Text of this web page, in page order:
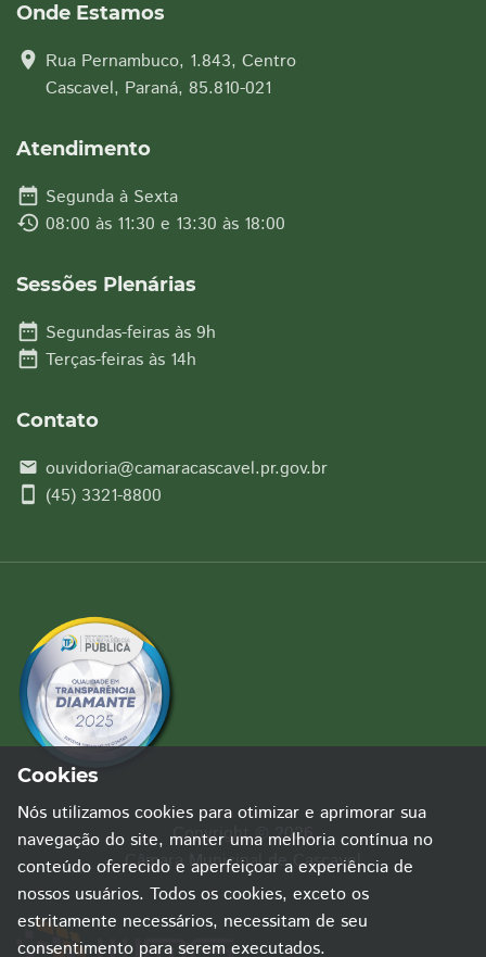
Onde Estamos
location_on Rua Pernambuco, 1.843, Centro
Cascavel, Paraná, 85.810-021
Atendimento
date_range Segunda à Sexta
history 08:00 às 11:30 e 13:30 às 18:00
Sessões Plenárias
date_range Segundas-feiras às 9h
date_range Terças-feiras às 14h
Contato
email ouvidoria@camaracascavel.pr.gov.br
smartphone (45) 3321-8800
Copyright © 2026
Câmara Municipal de Cascavel
Cookies
Nós utilizamos cookies para otimizar e aprimorar sua
navegação do site, manter uma melhoria contínua no
conteúdo oferecido e aperfeiçoar a experiência de
nossos usuários. Todos os cookies, exceto os
estritamente necessários, necessitam de seu
consentimento para serem executados.